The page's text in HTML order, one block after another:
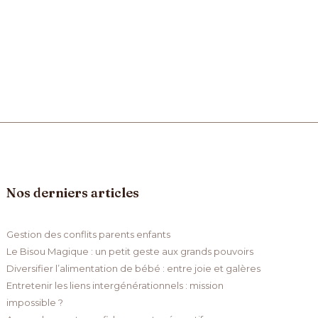
Nos derniers articles
Gestion des conflits parents enfants
Le Bisou Magique : un petit geste aux grands pouvoirs
Diversifier l’alimentation de bébé : entre joie et galères
Entretenir les liens intergénérationnels : mission
impossible ?